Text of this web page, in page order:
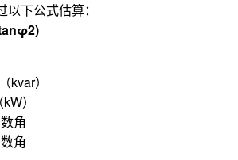
下公式估算：
kvar）
）
角
角